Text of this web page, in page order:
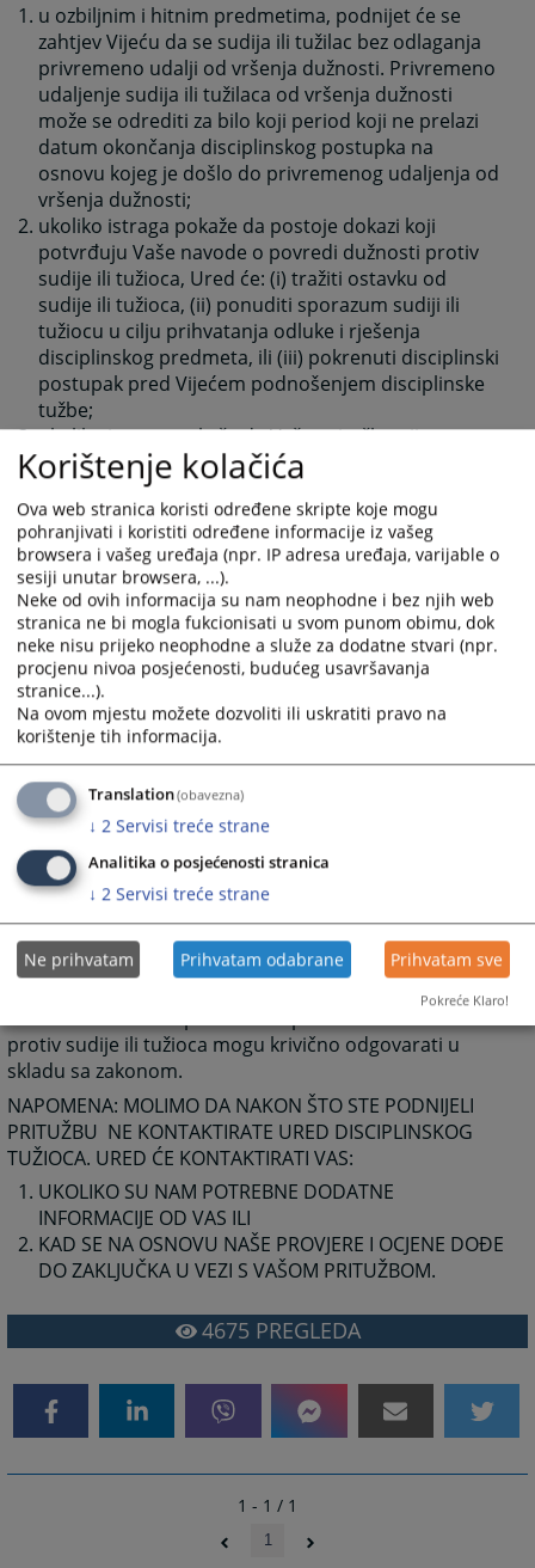
u ozbiljnim i hitnim predmetima, podnijet će se
zahtjev Vijeću da se sudija ili tužilac bez odlaganja
privremeno udalji od vršenja dužnosti. Privremeno
udaljenje sudija ili tužilaca od vršenja dužnosti
može se odrediti za bilo koji period koji ne prelazi
datum okončanja disciplinskog postupka na
osnovu kojeg je došlo do privremenog udaljenja od
vršenja dužnosti;
ukoliko istraga pokaže da postoje dokazi koji
potvrđuju Vaše navode o povredi dužnosti protiv
sudije ili tužioca, Ured će: (i) tražiti ostavku od
sudije ili tužioca, (ii) ponuditi sporazum sudiji ili
tužiocu u cilju prihvatanja odluke i rješenja
disciplinskog predmeta, ili (iii) pokrenuti disciplinski
postupak pred Vijećem podnošenjem disciplinske
tužbe;
ukoliko istraga pokaže da Vaša pritužba nije
osnovana ili se navodi Vaše pritužbe ne mogu
potvrditi i dokazati, Ured neće pokretati disciplinski
postupak protiv sudije ili tužioca.
Mogući ishod i dužina trajanja
Disciplinska komisija sastavljena od članova Vijeća
donosi konačnu odluku u disciplinskim postupcima
koje protiv sudija i tužilaca poduzima Ured pred
Vijećem.
Nakon što Ured primi pritužbu, pregled, istraga,
procjena i donošenje odluke od strane Ureda, te
disciplinski postupak koji uslijedi mogu trajati od
nekoliko mjeseci do 2(dvije) godine dana. Koliko dugo
će to tačno trajati zavisi od niza faktora, uključujući
dužinu trajanja istrage, složenost predmeta, broj
svjedoka koje treba ispitati, raspored različitih
rasprava pred Vijećem koje predviđa Zakon, itd.
Međutim, Ured je obavezan sve pritužbe riješiti na
pravičan i nezavisan način u roku od 2 (dvije) godine od
datuma prijema pritužbe.
Primite k znanju da osobe koje namjerno podnesu
protiv sudije ili tužioca mogu krivično odgovarati u
skladu sa zakonom.
NAPOMENA: MOLIMO DA NAKON ŠTO STE PODNIJELI
PRITUŽBU NE KONTAKTIRATE URED DISCIPLINSKOG
TUŽIOCA. URED ĆE KONTAKTIRATI VAS:
UKOLIKO SU NAM POTREBNE DODATNE
INFORMACIJE OD VAS ILI
KAD SE NA OSNOVU NAŠE PROVJERE I OCJENE DOĐE
DO ZAKLJUČKA U VEZI S VAŠOM PRITUŽBOM.
4675 PREGLEDA
1 - 1 / 1
1
Korištenje kolačića
Ova web stranica koristi određene skripte koje mogu
pohranjivati i koristiti određene informacije iz vašeg
browsera i vašeg uređaja (npr. IP adresa uređaja, varijable o
sesiji unutar browsera, ...).
Neke od ovih informacija su nam neophodne i bez njih web
stranica ne bi mogla fukcionisati u svom punom obimu, dok
neke nisu prijeko neophodne a služe za dodatne stvari (npr.
procjenu nivoa posjećenosti, budućeg usavršavanja
stranice...).
Na ovom mjestu možete dozvoliti ili uskratiti pravo na
korištenje tih informacija.
Translation(obavezna)
↓ 2 Servisi treće strane
Analitika o posjećenosti stranica
↓ 2 Servisi treće strane
Ne prihvatam Prihvatam odabrane Prihvatam sve
Pokreće Klaro!